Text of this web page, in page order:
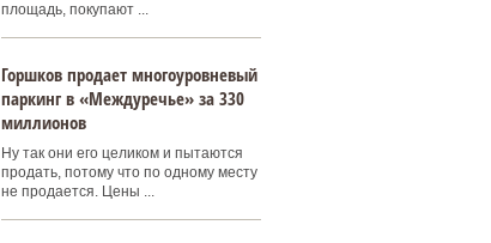
площадь, покупают ...
Горшков продает многоуровневый
паркинг в «Междуречье» за 330
миллионов
Ну так они его целиком и пытаются
продать, потому что по одному месту
не продается. Цены ...